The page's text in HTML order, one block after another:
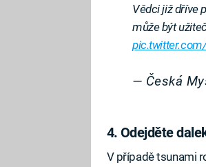
Vědci již dříve
může být
— Česká
4. Odejděte
V případě tsunami